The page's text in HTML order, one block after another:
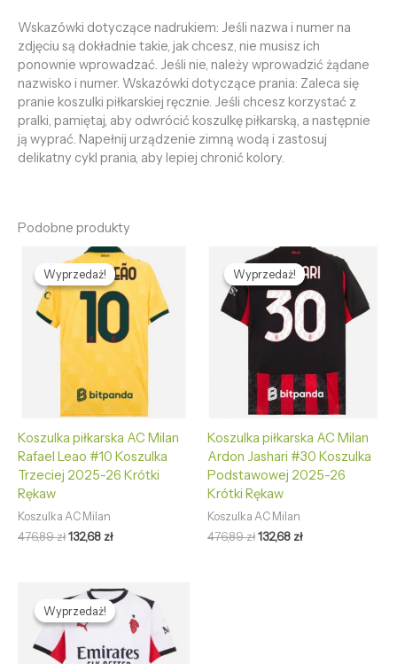
Wskazówki dotyczące nadrukiem: Jeśli nazwa i numer na
zdjęciu są dokładnie takie, jak chcesz, nie musisz ich
ponownie wprowadzać. Jeśli nie, należy wprowadzić żądane
nazwisko i numer. Wskazówki dotyczące prania: Zaleca się
pranie koszulki piłkarskiej ręcznie. Jeśli chcesz korzystać z
pralki, pamiętaj, aby odwrócić koszulkę piłkarską, a następnie
ją wyprać. Napełnij urządzenie zimną wodą i zastosuj
delikatny cykl prania, aby lepiej chronić kolory.
Podobne produkty
Wyprzedaż!
Wyprzedaż!
Koszulka piłkarska AC Milan
Rafael Leao #10 Koszulka
Trzeciej 2025-26 Krótki
Rękaw
Koszulka AC Milan
476,89zł
Pierwotna
cena
wynosiła:
476,89 zł.
132,68 zł
Aktualna
cena
wynosi:
132,68 zł.
Wyprzedaż!
Wyprzedaż!
Koszulka piłkarska AC Milan
Ardon Jashari #30 Koszulka
Podstawowej 2025-26
Krótki Rękaw
Koszulka AC Milan
476,89zł
Pierwotna
cena
wynosiła:
476,89 zł.
132,68 zł
Aktualna
cena
wynosi:
132,68 zł.
Wyprzedaż!
Wyprzedaż!
Pierwotna
cena
wynosiła:
476,89 zł.
Aktualna
cena
wynosi:
132,68 zł.